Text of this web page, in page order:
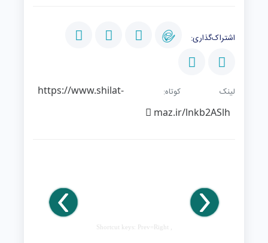
اشتراک‌گذاری:
لینک کوتاه:https://www.shilat-
maz.ir/lnkb2ASlh
Shortcut keys: Prev=Right ,